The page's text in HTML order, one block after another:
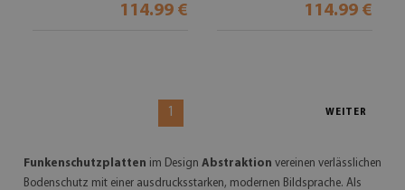
114.99 € 114.99 €
1 WEITER
Funkenschutzplatten im Design Abstraktion vereinen verlässlichen
Bodenschutz mit einer ausdrucksstarken, modernen Bildsprache. Als